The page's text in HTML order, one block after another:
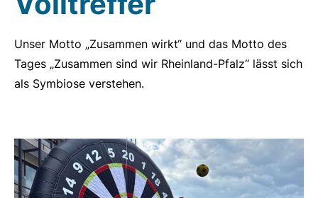
Unser Motto „Zusammen wirkt“ und das Motto des
Tages „Zusammen sind wir Rheinland-Pfalz“ lässt sich
als Symbiose verstehen.